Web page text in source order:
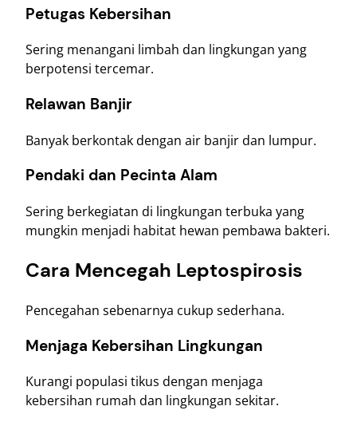
Petugas Kebersihan
Sering menangani limbah dan lingkungan yang
berpotensi tercemar.
Relawan Banjir
Banyak berkontak dengan air banjir dan lumpur.
Pendaki dan Pecinta Alam
Sering berkegiatan di lingkungan terbuka yang
mungkin menjadi habitat hewan pembawa bakteri.
Cara Mencegah Leptospirosis
Pencegahan sebenarnya cukup sederhana.
Menjaga Kebersihan Lingkungan
Kurangi populasi tikus dengan menjaga
kebersihan rumah dan lingkungan sekitar.